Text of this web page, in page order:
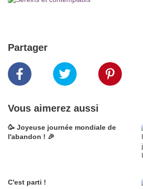
Partager
Vous aimerez aussi
🥳 Joyeuse journée mondiale de
l'abandon ! 🎉
C'est parti !